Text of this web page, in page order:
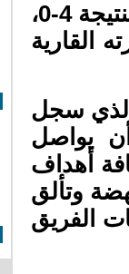
واستفاد الفريق البركاني من فوزه العريض ذهابًا بنتيجة 4-0،
مسيرته القارية
سجل
يواصل
أهداف
وتألق
الفريق